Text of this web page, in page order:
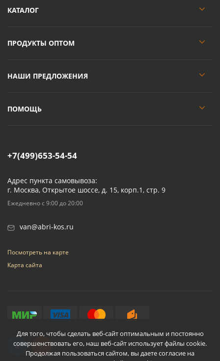
Для того, чтобы сделать веб-сайт оптимальным и постоянно
совершенствовать его, наш веб-сайт использует файлы cookie.
Продолжая пользоваться сайтом, вы даете согласие на
КАТАЛОГ
ПРОДУКТЫ ОПТОМ
НАШИ ПРЕДЛОЖЕНИЯ
ПОМОЩЬ
+7(499)653-54-54
Адрес пункта самовывоза:
г. Москва, Открытое шоссе, д. 15, корп.1, стр. 9
Ежедневно с 9:00 до 20:00
van@abri-kos.ru
Посмотреть на карте
Карта сайта